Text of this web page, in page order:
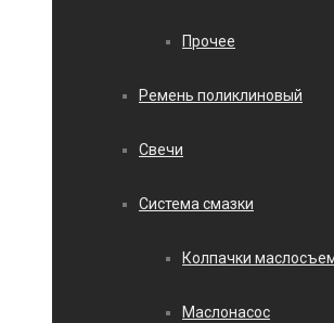
Прочее
Ремень поликлиновый
Свечи
Система смазки
Колпачки
Маслонасос